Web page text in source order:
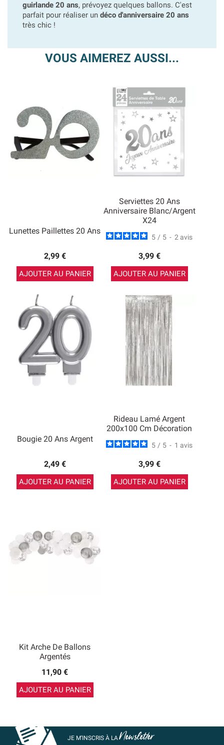
guirlande 20 ans, prévoyez quelques ballons. C'est
parfait pour réaliser un déco d'anniversaire 20 ans
très chic !
VOUS AIMEREZ AUSSI...
Lunettes Paillettes 20 Ans
2,99 €
AJOUTER AU PANIER
Serviettes 20 Ans
Anniversaire Blanc/argent
X24
5 / 5 - 2 avis
3,99 €
AJOUTER AU PANIER
Bougie 20 Ans Argent
2,49 €
AJOUTER AU PANIER
Rideau Lamé Argent
200x100 Cm Décoration
5 / 5 - 1 avis
3,99 €
AJOUTER AU PANIER
Kit Arche De Ballons
Argentés
11,90 €
AJOUTER AU PANIER
JE M’INSCRIS À LANewsletter